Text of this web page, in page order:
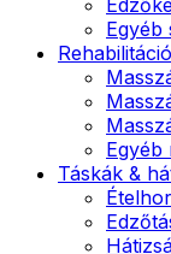
Egyéb
Egyéb
Táskák &